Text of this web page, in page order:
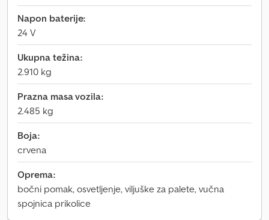
Napon baterije:
24 V
Ukupna težina:
2.910 kg
Prazna masa vozila:
2.485 kg
Boja:
crvena
Oprema:
bočni pomak, osvetljenje, viljuške za palete, vučna
spojnica prikolice